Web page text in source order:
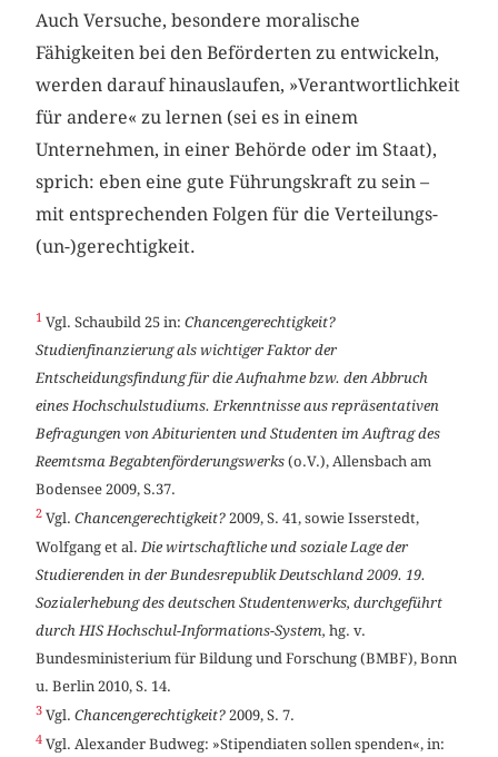
Auch Versuche, besondere moralische
Fähigkeiten bei den Beförderten zu entwickeln,
werden darauf hinauslaufen, »Verantwortlichkeit
für andere« zu lernen (sei es in einem
Unternehmen, in einer Behörde oder im Staat),
sprich: eben eine gute Führungskraft zu sein –
mit entsprechenden Folgen für die Verteilungs-
(un-)gerechtigkeit.
1 Vgl. Schaubild 25 in:Chancengerechtigkeit?
Studienfinanzierung als wichtiger Faktor der
Entscheidungsfindung für die Aufnahme bzw. den Abbruch
eines Hochschulstudiums. Erkenntnisse aus repräsentativen
Befragungen von Abiturienten und Studenten im Auftrag des
Reemtsma Begabtenförderungswerks(o.V.), Allensbach am
Bodensee 2009, S.37.
2 Vgl.Chancengerechtigkeit? 2009, S. 41, sowie Isserstedt,
Wolfgang et al. Die wirtschaftliche und soziale Lage der
Studierenden in der Bundesrepublik Deutschland 2009. 19.
Sozialerhebung des deutschen Studentenwerks, durchgeführt
durch HIS Hochschul-Informations-System, hg. v.
Bundesministerium für Bildung und Forschung (BMBF), Bonn
u. Berlin 2010, S. 14.
3 Vgl.Chancengerechtigkeit? 2009, S. 7.
4 Vgl. Alexander Budweg: »Stipendiaten sollen spenden«, in: